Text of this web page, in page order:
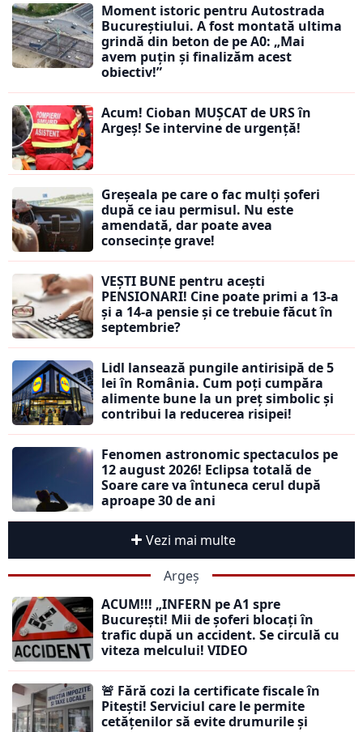
Moment istoric pentru Autostrada
Bucureștiului. A fost montată ultima
grindă din beton de pe A0: „Mai
avem puțin și finalizăm acest
obiectiv!”
Acum! Cioban MUȘCAT de URS în
Argeș! Se intervine de urgență!
Greșeala pe care o fac mulți șoferi
după ce iau permisul. Nu este
amendată, dar poate avea
consecințe grave!
VEȘTI BUNE pentru acești
PENSIONARI! Cine poate primi a 13-a
și a 14-a pensie și ce trebuie făcut în
septembrie?
Lidl lansează pungile antirisipă de 5
lei în România. Cum poți cumpăra
alimente bune la un preț simbolic și
contribui la reducerea risipei!
Fenomen astronomic spectaculos pe
12 august 2026! Eclipsa totală de
Soare care va întuneca cerul după
aproape 30 de ani
Vezi mai multe
Argeș
ACUM!!! „INFERN pe A1 spre
București! Mii de șoferi blocați în
trafic după un accident. Se circulă cu
viteza melcului! VIDEO
🚨 Fără cozi la certificate fiscale în
Pitești! Serviciul care le permite
cetățenilor să evite drumurile și